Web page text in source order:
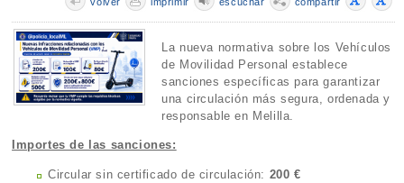
La nueva normativa sobre los Vehículos
de Movilidad Personal establece
sanciones específicas para garantizar
una circulación más segura, ordenada y
responsable en Melilla.
Importes de las sanciones:
Circular sin certificado de circulación: 200 €